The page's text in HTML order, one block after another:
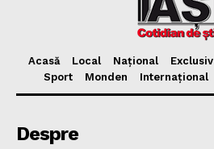
Acasă Local Național Exclusiv
Sport
Monden Internațional
Despre